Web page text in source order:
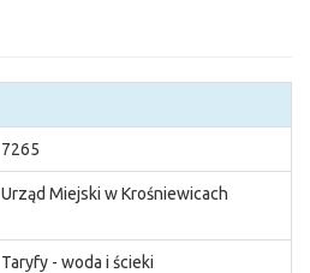
7265
Urząd Miejski w Krośniewicach
Taryfy - woda i ścieki